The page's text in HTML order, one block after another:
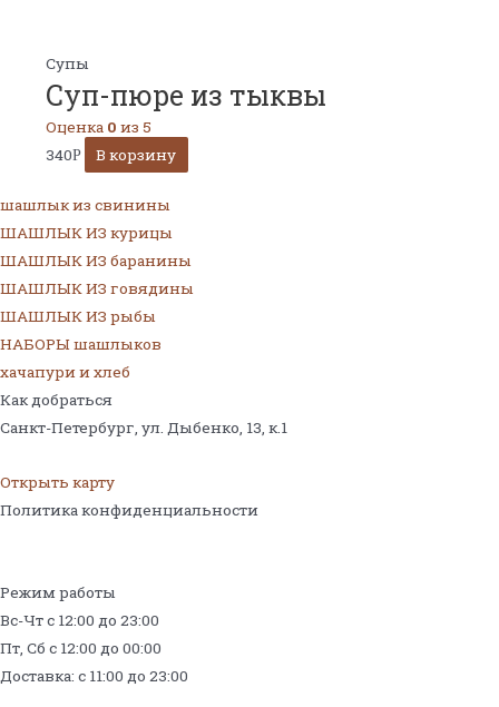
Супы
Суп-пюре из тыквы
Оценка 0 из 5
340Р В корзину
шашлык из свинины
ШАШЛЫК ИЗ курицы
ШАШЛЫК ИЗ баранины
ШАШЛЫК ИЗ говядины
ШАШЛЫК ИЗ рыбы
НАБОРЫ шашлыков
хачапури и хлеб
Как добраться
Санкт-Петербург, ул. Дыбенко, 13, к.1
Открыть карту
Политика конфиденциальности
Режим работы
Вс-Чт с 12:00 до 23:00
Пт, Сб с 12:00 до 00:00
Доставка: с 11:00 до 23:00